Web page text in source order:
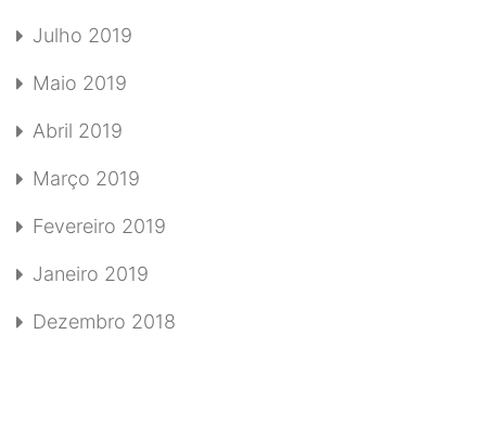
Julho 2019
Maio 2019
Abril 2019
Março 2019
Fevereiro 2019
Janeiro 2019
Dezembro 2018